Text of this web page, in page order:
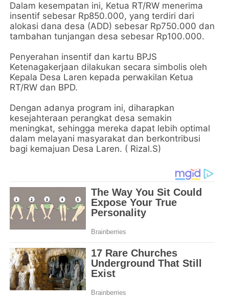
Dalam kesempatan ini, Ketua RT/RW menerima
insentif sebesar Rp850.000, yang terdiri dari
alokasi dana desa (ADD) sebesar Rp750.000 dan
tambahan tunjangan desa sebesar Rp100.000.
Penyerahan insentif dan kartu BPJS
Ketenagakerjaan dilakukan secara simbolis oleh
Kepala Desa Laren kepada perwakilan Ketua
RT/RW dan BPD.
Dengan adanya program ini, diharapkan
kesejahteraan perangkat desa semakin
meningkat, sehingga mereka dapat lebih optimal
dalam melayani masyarakat dan berkontribusi
bagi kemajuan Desa Laren. ( Rizal.S)